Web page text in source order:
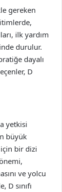
gereken
ilk yardım
durulur.
dayalı
D
yetkisi
büyük
bir dizi
ve yolcu
D sınıfı